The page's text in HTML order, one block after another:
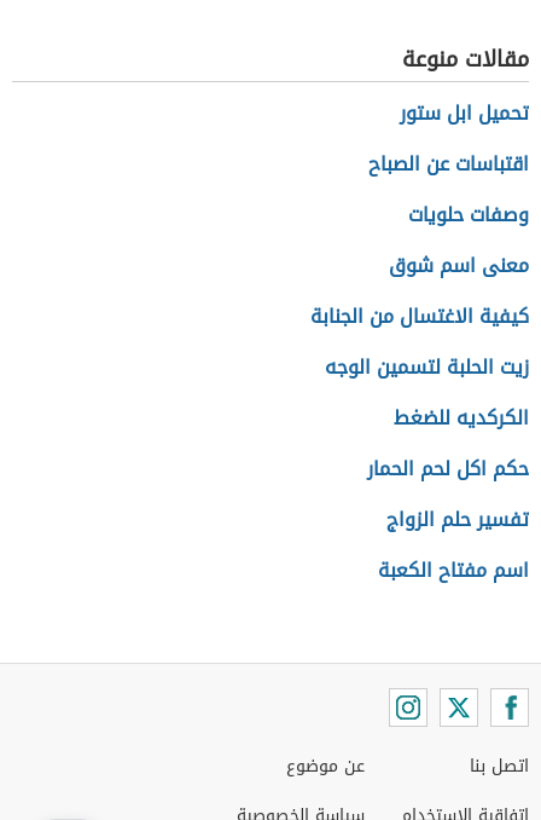
مقالات منوعة
تحميل ابل ستور
اقتباسات عن الصباح
وصفات حلويات
معنى اسم شوق
كيفية الاغتسال من الجنابة
زيت الحلبة لتسمين الوجه
الكركديه للضغط
حكم اكل لحم الحمار
تفسير حلم الزواج
اسم مفتاح الكعبة
اتصل بنا
عن موضوع